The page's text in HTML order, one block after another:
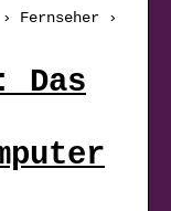
Fernseher ›
Das